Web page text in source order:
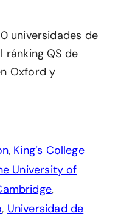
universidades de
ránking QS de
Oxford y
, King’s College
University of
,
, Universidad de